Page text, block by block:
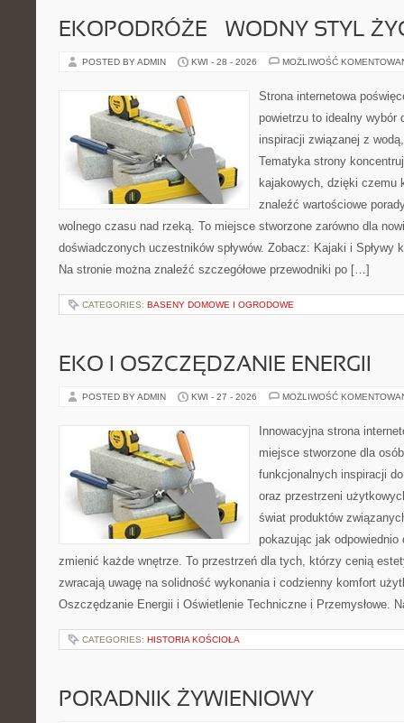
EKOPODRÓŻE – WODNY STYL
POSTED BY ADMIN KWI - 28 - 2026 MOŻLIWOŚĆ
Strona internetowa
powietrzu to idealny wybór
inspiracji związanej z
Tematyka strony
kajakowych, dzięki czemu
znaleźć wartościowe
wolnego czasu nad rzeką. To miejsce stworzone zarówno dla
doświadczonych uczestników spływów. Zobacz: Kajaki i Spływy
Na stronie można znaleźć szczegółowe przewodniki po […]
CATEGORIES: BASENY DOMOWE I OGRODOWE
EKO I OSZCZĘDZANIE ENERGII
POSTED BY ADMIN KWI - 27 - 2026 MOŻLIWOŚĆ
Innowacyjna strona
miejsce stworzone dla
funkcjonalnych inspiracji
oraz przestrzeni
świat produktów
pokazując jak odpowiednio
zmienić każde wnętrze. To przestrzeń dla tych, którzy cenią
zwracają uwagę na solidność wykonania i codzienny komfort
Oszczędzanie Energii i Oświetlenie Techniczne i Przemysłowe.
CATEGORIES: HISTORIA KOŚCIOŁA
PORADNIK ŻYWIENIOWY